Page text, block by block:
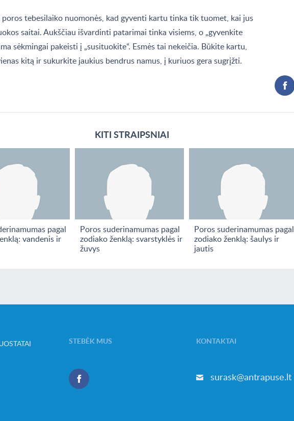
tebesilaiko nuomonės, kad gyventi kartu tinka tik tuomet, kai jus
saitai. Aukščiau išvardinti patarimai tinka visiems, o „gyvenkite
sėkmingai pakeisti į „susituokite“. Esmės tai nekeičia. Būkite kartu,
kitą ir sukurkite jaukius bendrus namus, į kuriuos gera sugrįžti.
KITI STRAIPSNIAI
pagal
vandenis ir
Poros suderinamumas pagal
zodiako ženklą: svarstyklės ir
žuvys
Poros suderinamumas pagal
zodiako ženklą: šaulys ir
jautis
STEBĖK MUS KONTAKTAI
surask@antrapuse.lt